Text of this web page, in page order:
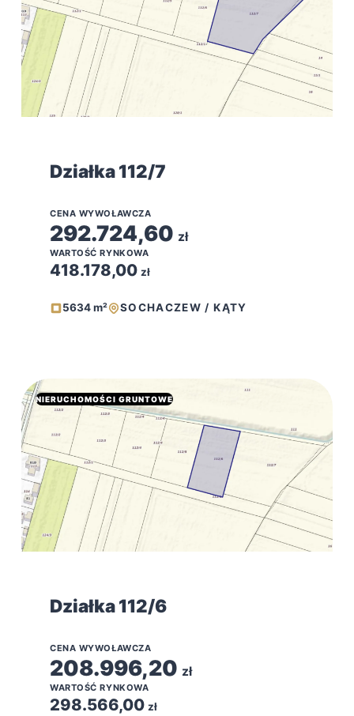
Działka 112/7
CENA WYWOŁAWCZA
292.724,60 zł
WARTOŚĆ RYNKOWA
418.178,00 zł
5634 m² SOCHACZEW / KĄTY
NIERUCHOMOŚCI GRUNTOWE
Działka 112/6
CENA WYWOŁAWCZA
208.996,20 zł
WARTOŚĆ RYNKOWA
298.566,00 zł